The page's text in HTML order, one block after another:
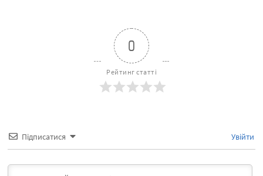
0
Рейтинг статті
Підписатися Увійти